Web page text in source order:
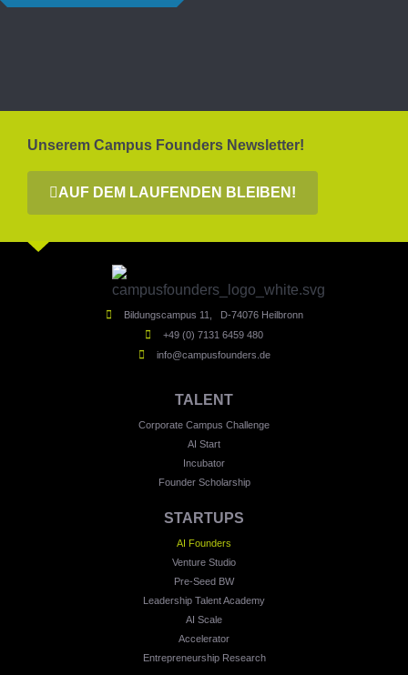
Unserem Campus Founders Newsletter!
AUF DEM LAUFENDEN BLEIBEN!
Bildungscampus 11, D-74076 Heilbronn
+49 (0) 7131 6459 480
info@campusfounders.de
TALENT
Corporate Campus Challenge
AI Start
Incubator
Founder Scholarship
STARTUPS
AI Founders
Venture Studio
Pre-Seed BW
Leadership Talent Academy
AI Scale
Accelerator
Entrepreneurship Research